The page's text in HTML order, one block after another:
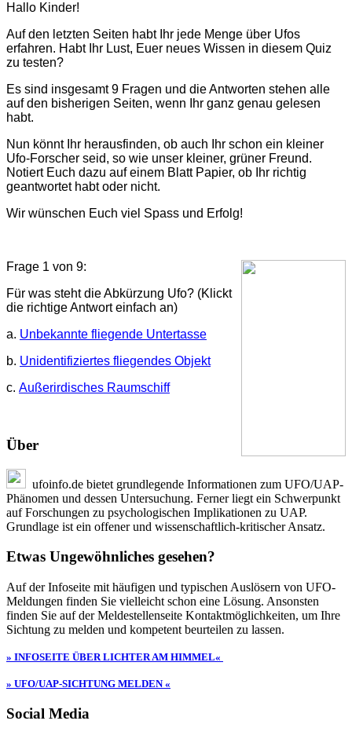
Hallo Kinder!
Auf den letzten Seiten habt Ihr jede Menge über Ufos
erfahren. Habt Ihr Lust, Euer neues Wissen in diesem Quiz
zu testen?
Es sind insgesamt 9 Fragen und die Antworten stehen alle
auf den bisherigen Seiten, wenn Ihr ganz genau gelesen
habt.
Nun könnt Ihr herausfinden, ob auch Ihr schon ein kleiner
Ufo-Forscher seid, so wie unser kleiner, grüner Freund.
Notiert Euch dazu auf einem Blatt Papier, ob Ihr richtig
geantwortet habt oder nicht.
Wir wünschen Euch viel Spass und Erfolg!
Frage 1 von 9:
Für was steht die Abkürzung Ufo? (Klickt
die richtige Antwort einfach an)
a. Unbekannte fliegende Untertasse
b. Unidentifiziertes fliegendes Objekt
c. Außerirdisches Raumschiff
Über
ufoinfo.de bietet grundlegende Informationen zum UFO/UAP-
Phänomen und dessen Untersuchung. Ferner liegt ein Schwerpunkt
auf Forschungen zu psychologischen Implikationen zu UAP.
Grundlage ist ein offener und wissenschaftlich-kritischer Ansatz.
Etwas Ungewöhnliches gesehen?
Auf der Infoseite mit häufigen und typischen Auslösern von UFO-
Meldungen finden Sie vielleicht schon eine Lösung. Ansonsten
finden Sie auf der Meldestellenseite Kontaktmöglichkeiten, um Ihre
Sichtung zu melden und kompetent beurteilen zu lassen.
» INFOSEITE ÜBER LICHTER AM HIMMEL«
» UFO/UAP-SICHTUNG MELDEN «
Social Media